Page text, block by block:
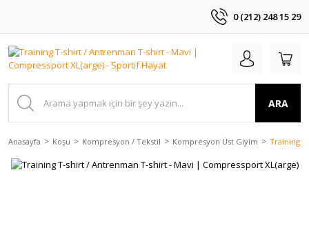
0 (212) 248 15 29
ARA
Anasayfa Koşu Kompresyon / Tekstil Kompresyon Üst Giyim Training